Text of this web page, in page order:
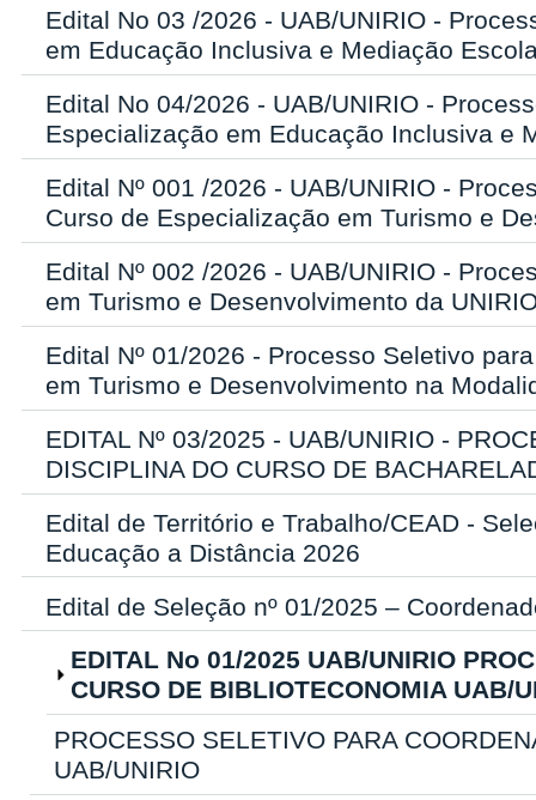
Edital No 03 /2026 - UAB/UNIRIO -
em Educação Inclusiva e Mediação
Edital No 04/2026 - UAB/UNIRIO -
Especialização em Educação Inclusiva e
Edital Nº 001 /2026 - UAB/UNIRIO -
Curso de Especialização em Turismo e
Edital Nº 002 /2026 - UAB/UNIRIO -
em Turismo e Desenvolvimento da
Edital Nº 01/2026 - Processo Seletivo
em Turismo e Desenvolvimento na
EDITAL Nº 03/2025 - UAB/UNIRIO -
DISCIPLINA DO CURSO DE
Edital de Território e Trabalho/CEAD -
Educação a Distância 2026
Edital de Seleção nº 01/2025 –
EDITAL No 01/2025 UAB/UNIRIO
CURSO DE BIBLIOTECONOMIA UAB/
PROCESSO SELETIVO PARA
UAB/UNIRIO